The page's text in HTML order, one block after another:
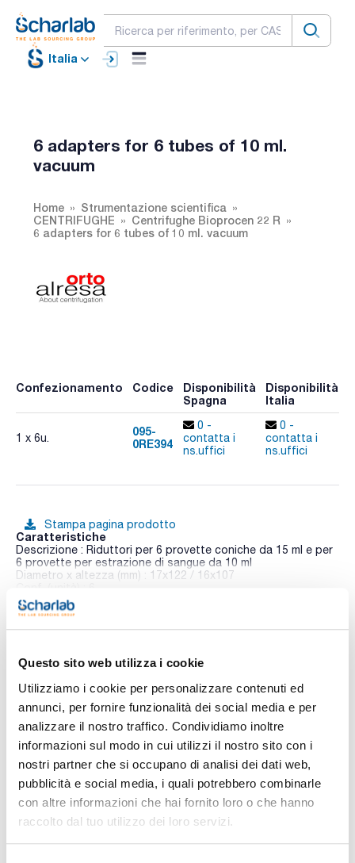
Questo sito web utilizza i cookie
Utilizziamo i cookie per personalizzare contenuti ed
annunci, per fornire funzionalità dei social media e per
analizzare il nostro traffico. Condividiamo inoltre
informazioni sul modo in cui utilizzi il nostro sito con i
nostri partner che si occupano di analisi dei dati web,
pubblicità e social media, i quali potrebbero combinarle
con altre informazioni che hai fornito loro o che hanno
raccolto dal tuo utilizzo dei loro servizi.
Italia
6 adapters for 6 tubes of 10 ml.
vacuum
Home
Strumentazione scientifica
CENTRIFUGHE
Centrifughe Bioprocen 22 R
6 adapters for 6 tubes of 10 ml. vacuum
Confezionamento Codice
Disponibilità
Spagna
Disponibilità
Italia
1 x 6u.
095-
0RE394
0 -
contatta i
ns.uffici
0 -
contatta i
ns.uffici
Stampa pagina prodotto
Caratteristiche
Descrizione : Riduttori per 6 provette coniche da 15 ml e per
6 provette per estrazione di sangue da 10 ml
Diametro x altezza (mm) : 17x122 / 16x107
La centrifuga Bioprocen 22 R è dotata di rotori ad alta
Il sistema di raffreddamento è stato progettato per
anche alla massima velocità durante il ciclo. Il gas utilizzato è
l'R 449A HFO (privo di CFC).
Le diverse opzioni di personalizzazione tramite il software
trasformano questa centrifuga in uno strumento su misura
per il vostro laboratorio.
Il display LCD indica i valori di RPM/FCR, tempo, temperatura
e accelerazione/frenata (PCBS), nonché messaggi acustici e
visivi che mostrano all'utente lo stato dell'apparecchiatura.
Documentazione tecnica
TDS / Scheda tecnica
Registrati per i download
COA
Registrati per i download
SDS / Scheda di
Registrati per i download